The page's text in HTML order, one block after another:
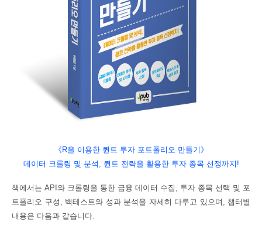
《R을 이용한 퀀트 투자 포트폴리오 만들기 》
데이터 크롤링 및 분석, 퀀트 전략을 활용한 투자 종목 선정까지!
책에서는 API 와 크롤링을 통한 금융 데이터 수집, 투자 종목 선택 및 포
트폴리오 구성, 백테스트와 성과 분석을 자세히 다루고 있으며, 챕터별
내용은 다음과 같습니다.